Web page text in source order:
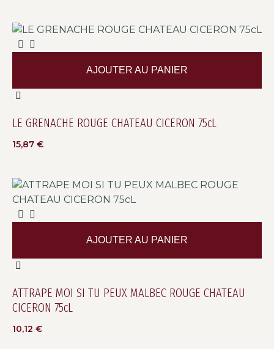
LE GRENACHE ROUGE CHATEAU CICERON 75cL
15,87 €
AJOUTER AU PANIER
ATTRAPE MOI SI TU PEUX MALBEC ROUGE CHATEAU
CICERON 75cL
10,12 €
AJOUTER AU PANIER